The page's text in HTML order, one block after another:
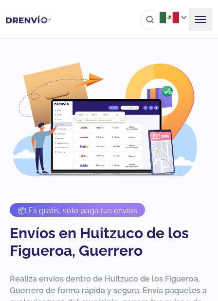
📦 Es gratis, sólo paga tus envíos
Envíos en Huitzuco de los
Figueroa, Guerrero
Realiza envíos dentro de Huitzuco de los Figueroa,
Guerrero de forma rápida y segura. Envía paquetes a